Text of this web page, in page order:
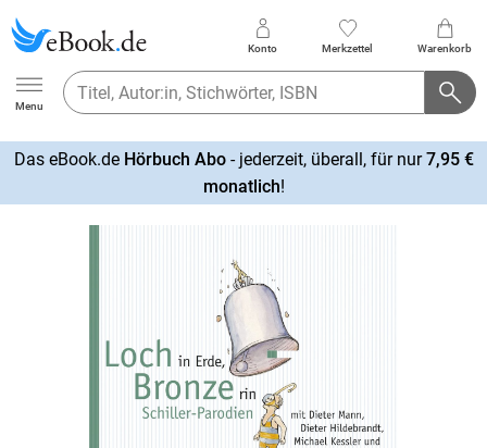
Ebook.de
Menu
Konto Merkzettel Warenkorb
Das eBook.de Hörbuch Abo- jederzeit, überall, für nur7,95 €
monatlich!